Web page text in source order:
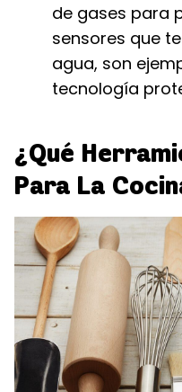
de gases para
sensores que
agua, son
tecnología
¿Qué
Para La